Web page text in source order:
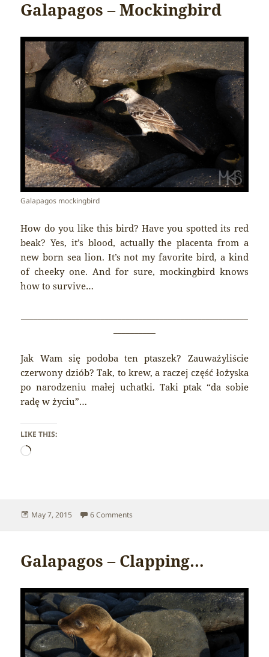
Galapagos – Mockingbird
Galapagos mockingbird
How do you like this bird? Have you spotted its red
beak? Yes, it’s blood, actually the placenta from a
new born sea lion. It’s not my favorite bird, a kind
of cheeky one. And for sure, mockingbird knows
how to survive…
Jak Wam się podoba ten ptaszek? Zauważyliście
czerwony dziób? Tak, to krew, a raczej część łożyska
po narodzeniu małej uchatki. Taki ptak “da sobie
radę w życiu”…
LIKE THIS:
Loading…
Posted
May 7, 2015 6 Comments
Galapagos – Clapping…